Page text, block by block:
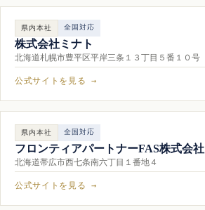
県内本社 全国対応
株式会社ミナト
北海道札幌市豊平区平岸三条１３丁目５番１０号
公式サイトを見る →
県内本社 全国対応
フロンティアパートナーFAS株式会社
北海道帯広市西七条南六丁目１番地４
公式サイトを見る →